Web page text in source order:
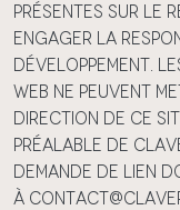
présentes sur le
engager la
Développement.
web ne peuvent
direction de ce
préalable de
demande de lien
à